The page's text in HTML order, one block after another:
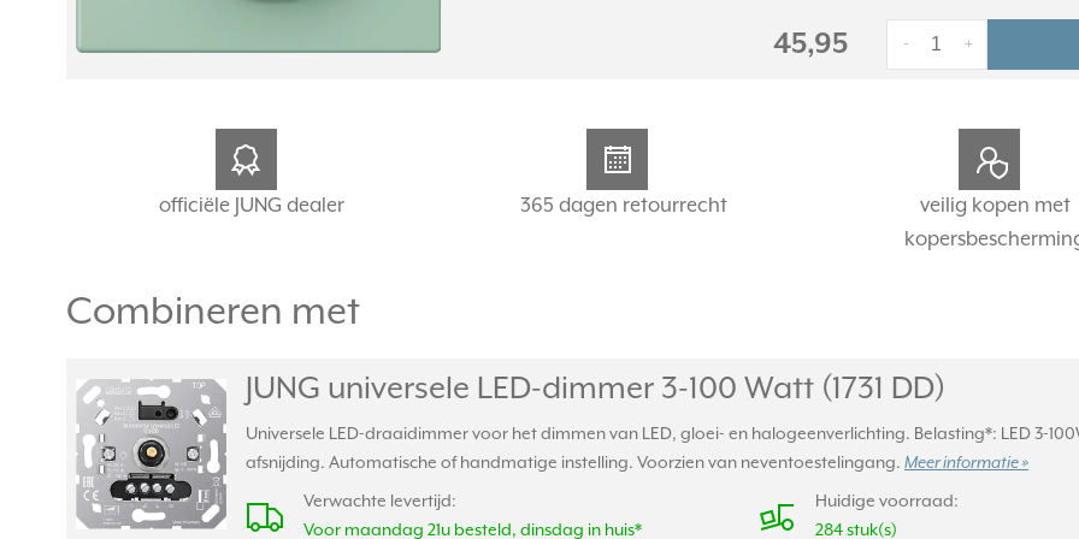
45,95 +
-
officiële JUNG dealer 365 dagen retourrecht
veilig kopen met
Combineren met
JUNG universele LED-dimmer 3-100 Watt (1731 DD)
Universele LED-draaidimmer voor het dimmen van LED, gloei- en halogeenverlichting. Belasting*: LED 3-
afsnijding. Automatische of handmatige instelling. Voorzien van neventoestelingang. Meer informatie »
Verwachte levertijd:
Voor maandag 21u besteld, dinsdag in huis*
Huidige voorraad:
284 stuk(s)